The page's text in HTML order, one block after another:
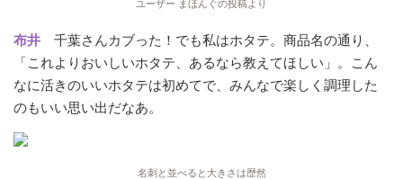
ユーザー まほんぐの投稿より
布井 千葉さんカブった！でも私はホタテ。商品名の通り、
「これよりおいしいホタテ、あるなら教えてほしい」。こん
なに活きのいいホタテは初めてで、みんなで楽しく調理した
のもいい思い出だなあ。
名刺と並べると大きさは歴然